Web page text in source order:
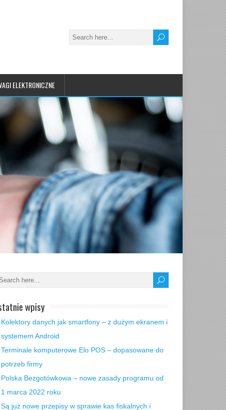
ELEKTRONICZNE
wpisy
Kolektory danych jak smartfony – z dużym ekranem i
systemem Android
Terminale komputerowe Elo POS – dopasowane do
potrzeb firmy
Polska Bezgotówkowa – nowe zasady programu od
1 marca 2022 roku
Są już nowe przepisy w sprawie kas fiskalnych i